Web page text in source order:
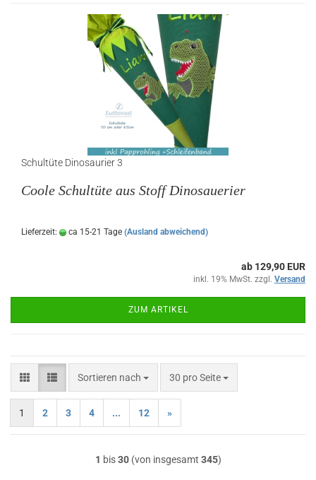
Schultüte Dinosaurier 3
Coole Schultüte aus Stoff Dinosauerier
Lieferzeit: ca 15-21 Tage (Ausland abweichend)
ab 129,90 EUR
inkl. 19% MwSt. zzgl. Versand
ZUM ARTIKEL
Sortieren nach
Sortieren nach 30 pro Seite
pro Seite
1 2 3 4 ... 12 »
1 bis30(von insgesamt 345)